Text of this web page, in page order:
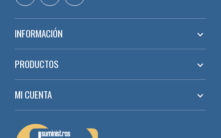
INFORMACIÓN 
PRODUCTOS 
MI CUENTA 